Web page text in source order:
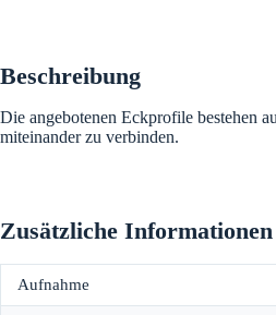
Beschreibung
Die angebotenen Eckprofile bestehen
miteinander zu verbinden.
Zusätzliche Informationen
Aufnahme